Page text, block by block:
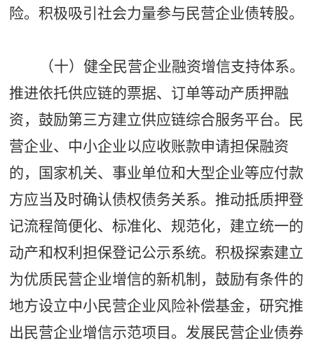
险。积极吸引社会力量参与民营企业债转股。
（十）健全民营企业融资增信支持体系。
推进依托供应链的票据、订单等动产质押融
资，鼓励第三方建立供应链综合服务平台。民
营企业、中小企业以应收账款申请担保融资
的，国家机关、事业单位和大型企业等应付款
方应当及时确认债权债务关系。推动抵质押登
记流程简便化、标准化、规范化，建立统一的
动产和权利担保登记公示系统。积极探索建立
为优质民营企业增信的新机制，鼓励有条件的
地方设立中小民营企业风险补偿基金，研究推
出民营企业增信示范项目。发展民营企业债券